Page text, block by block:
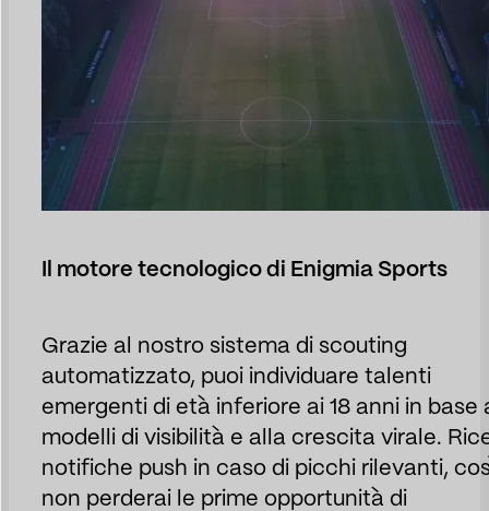
Il motore tecnologico di Enigmia Sports
Grazie al nostro sistema di scouting
automatizzato, puoi individuare talenti
emergenti di età inferiore ai 18 anni in base
modelli di visibilità e alla crescita virale.
notifiche push in caso di picchi rilevanti,
non perderai le prime opportunità di